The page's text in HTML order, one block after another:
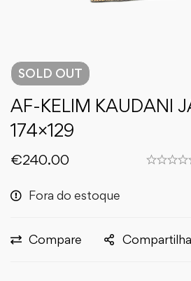
SOLD OUT
AF-KELIM KAUDANI
174×129
€240.00
Fora do estoque
Compare